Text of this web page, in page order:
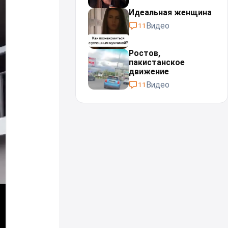
Идеальная женщина⁠⁠
11 Видео
Ростов,
пакистанское
движение
11 Видео